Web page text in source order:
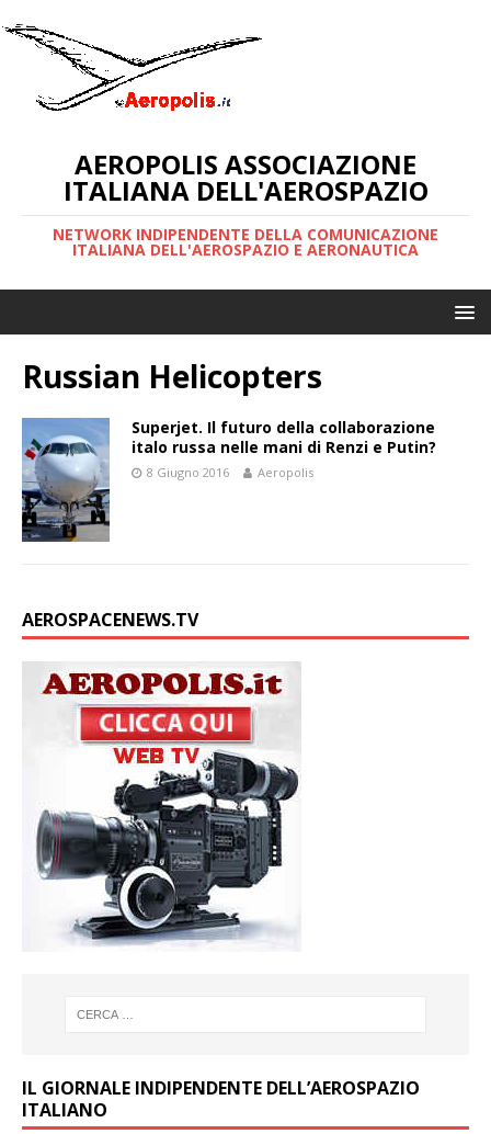
AEROPOLIS ASSOCIAZIONE
ITALIANA DELL'AEROSPAZIO
NETWORK INDIPENDENTE DELLA COMUNICAZIONE
ITALIANA DELL'AEROSPAZIO E AERONAUTICA
Russian Helicopters
Superjet. Il futuro della collaborazione
italo russa nelle mani di Renzi e Putin?
8 Giugno 2016 Aeropolis
AEROSPACENEWS.TV
IL GIORNALE INDIPENDENTE DELL’AEROSPAZIO
ITALIANO